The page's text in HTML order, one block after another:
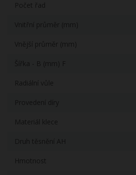
Počet řad
Vnitřní průměr (mm)
Vnější průměr (mm)
Šířka - B (mm) F
Radiální vůle
Provedení díry
Materiál klece
Druh těsnění AH
Hmotnost